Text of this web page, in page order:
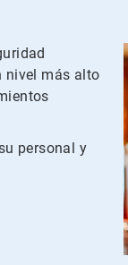
nivel más alto
personal y